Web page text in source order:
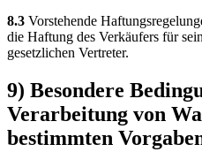
8.3 Vorstehende
die Haftung des Verkäufers für
gesetzlichen Vertreter.
9) Besondere
Verarbeitung von
bestimmten